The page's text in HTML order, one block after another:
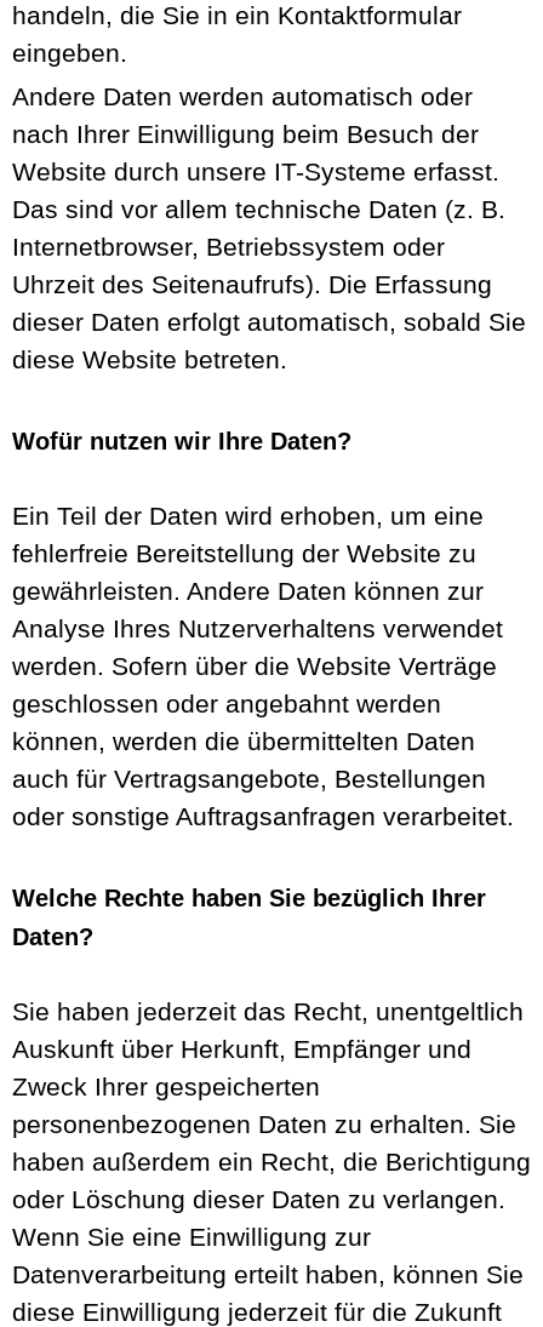
handeln, die Sie in ein Kontaktformular
eingeben.
Andere Daten werden automatisch oder
nach Ihrer Einwilligung beim Besuch der
Website durch unsere IT-Systeme erfasst.
Das sind vor allem technische Daten (z. B.
Internetbrowser, Betriebssystem oder
Uhrzeit des Seitenaufrufs). Die Erfassung
dieser Daten erfolgt automatisch, sobald Sie
diese Website betreten.
Wofür nutzen wir Ihre Daten?
Ein Teil der Daten wird erhoben, um eine
fehlerfreie Bereitstellung der Website zu
gewährleisten. Andere Daten können zur
Analyse Ihres Nutzerverhaltens verwendet
werden. Sofern über die Website Verträge
geschlossen oder angebahnt werden
können, werden die übermittelten Daten
auch für Vertragsangebote, Bestellungen
oder sonstige Auftragsanfragen verarbeitet.
Welche Rechte haben Sie bezüglich Ihrer
Daten?
Sie haben jederzeit das Recht, unentgeltlich
Auskunft über Herkunft, Empfänger und
Zweck Ihrer gespeicherten
personenbezogenen Daten zu erhalten. Sie
haben außerdem ein Recht, die Berichtigung
oder Löschung dieser Daten zu verlangen.
Wenn Sie eine Einwilligung zur
Datenverarbeitung erteilt haben, können Sie
diese Einwilligung jederzeit für die Zukunft